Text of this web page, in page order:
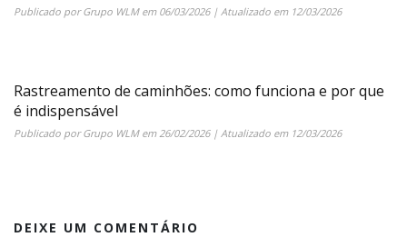
Publicado porGrupo WLMem 06/03/2026| Atualizado em 12/03/2026
Rastreamento de caminhões: como funciona e por que
é indispensável
Publicado porGrupo WLMem 26/02/2026| Atualizado em 12/03/2026
DEIXE UM COMENTÁRIO